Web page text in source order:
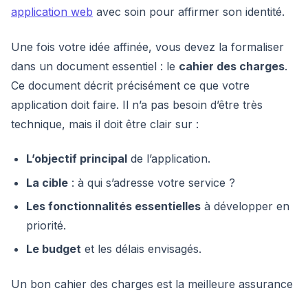
application web avec soin pour affirmer son identité.
Une fois votre idée affinée, vous devez la formaliser
dans un document essentiel : le cahier des charges.
Ce document décrit précisément ce que votre
application doit faire. Il n’a pas besoin d’être très
technique, mais il doit être clair sur :
L’objectif principal de l’application.
La cible : à qui s’adresse votre service ?
Les fonctionnalités essentielles à développer en
priorité.
Le budget et les délais envisagés.
Un bon cahier des charges est la meilleure assurance